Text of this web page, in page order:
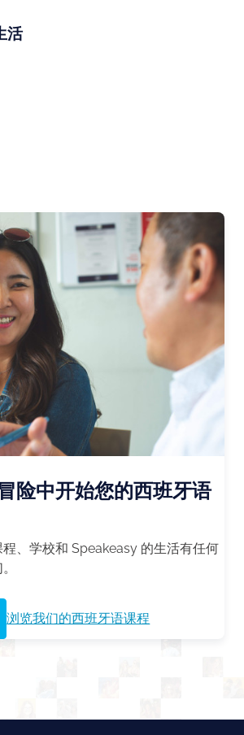
活
险中开始您的西班牙语
、学校和 Speakeasy 的生活有任何
浏览我们的西班牙语课程